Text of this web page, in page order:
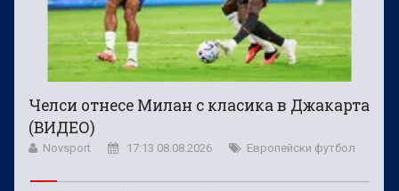
Челси отнесе Милан с класика в Джакарта
(ВИДЕО)
Novsport 17:13 08.08.2026 Европейски футбол